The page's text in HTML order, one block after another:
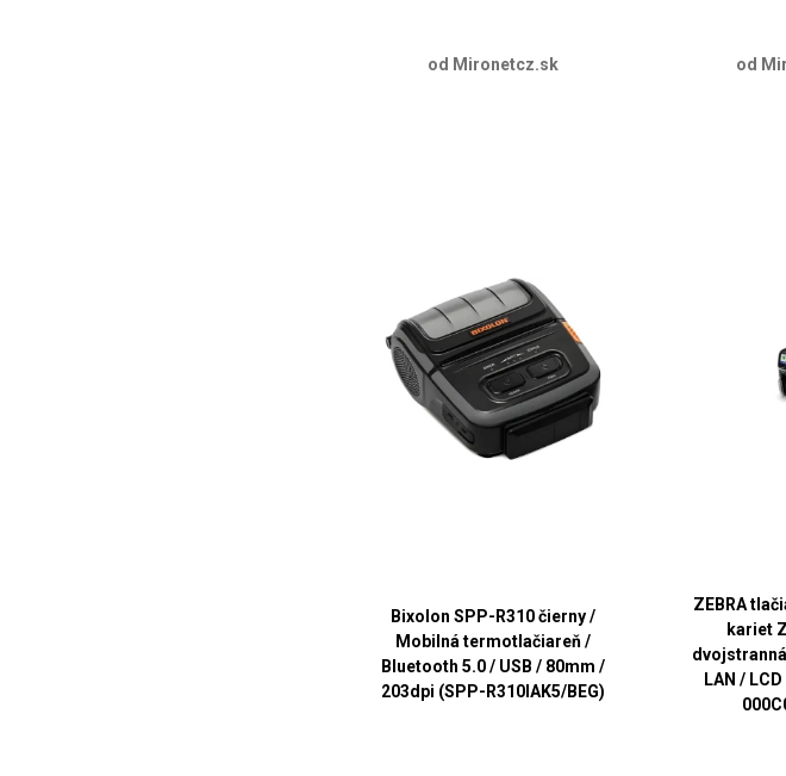
od Mironetcz.sk od
Bixolon SPP-R310 čierny /
Mobilná termotlačiareň /
Bluetooth 5.0 / USB / 80mm /
203dpi (SPP-R310IAK5/BEG)
ZEBRA
kariet
LAN /